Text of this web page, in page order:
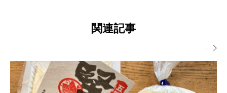
関連記事
